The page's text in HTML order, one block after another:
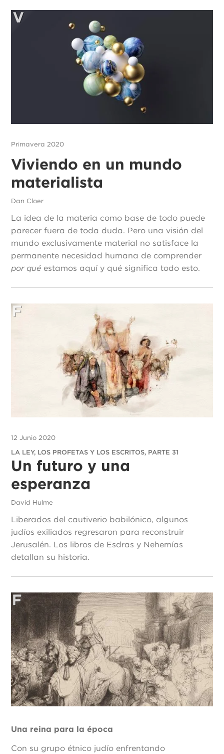
Primavera 2020
Viviendo en un mundo
materialista
Dan Cloer
La idea de la materia como base de todo puede
parecer fuera de toda duda. Pero una visión del
mundo exclusivamente material no satisface la
permanente necesidad humana de comprender
por qué estamos aquí y qué significa todo esto.
12 Junio 2020
LA LEY, LOS PROFETAS Y LOS ESCRITOS, PARTE 31
Un futuro y una
esperanza
David Hulme
Liberados del cautiverio babilónico, algunos
judíos exiliados regresaron para reconstruir
Jerusalén. Los libros de Esdras y Nehemías
detallan su historia.
Una reina para la época
Con su grupo étnico judío enfrentando